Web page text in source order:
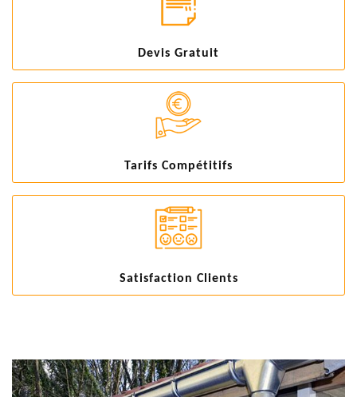
Devis Gratuit
Tarifs Compétitifs
Satisfaction Clients